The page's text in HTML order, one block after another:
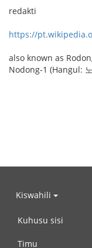
redakti
https://
also known as
Nodong-1 (Hangul:
Kiswahili
Kuhusu sisi
Timu